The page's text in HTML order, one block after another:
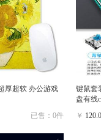
厚超软 办公游戏
已售：0件
键鼠套
盘有线
￥